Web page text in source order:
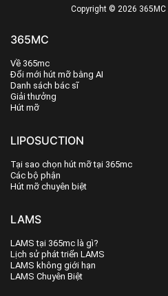
Copyright © 2026 365MC
365MC
Về 365mc
Đổi mới hút mỡ bằng AI
Danh sách bác sĩ
Giải thưởng
Hút mỡ
LIPOSUCTION
Tại sao chọn hút mỡ tại 365mc
Các bộ phận
Hút mỡ chuyên biệt
LAMS
LAMS tại 365mc là gì?
Lịch sử phát triển LAMS
LAMS không giới hạn
LAMS Chuyên Biệt